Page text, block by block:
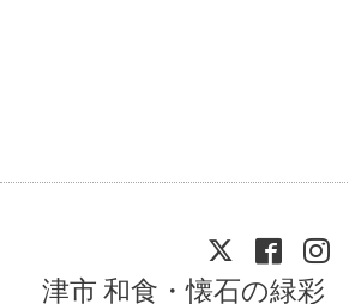
津市 和食・懐石の緑彩